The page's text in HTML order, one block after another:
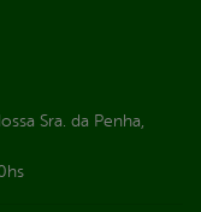
Sra. da Penha,